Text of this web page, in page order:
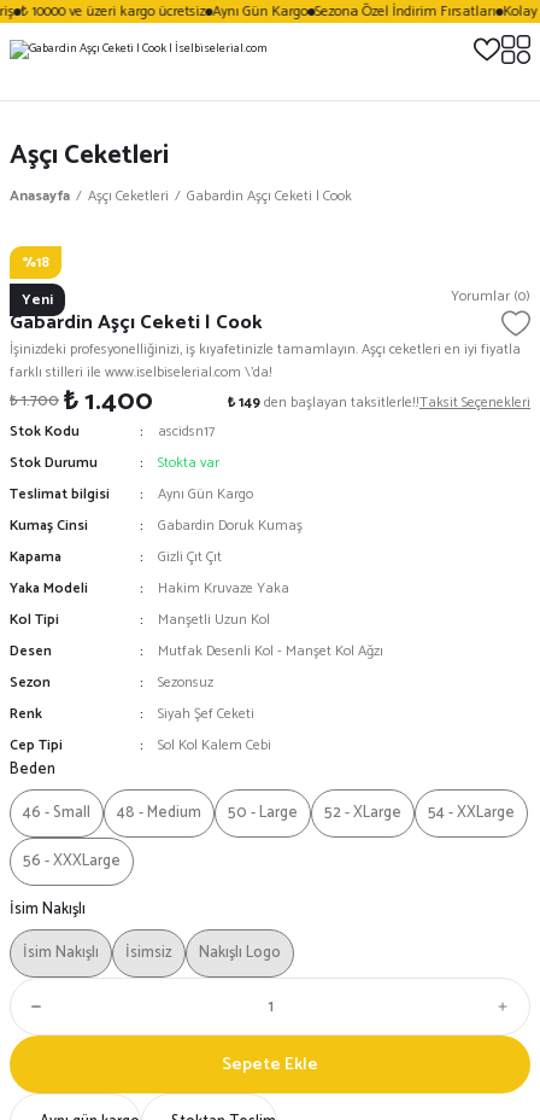
₺ 10000 ve üzeri kargo ücretsiz Aynı Gün Kargo Sezona Özel İndirim Fırsatları Kolay
Aşçı Ceketleri
Anasayfa Aşçı Ceketleri Gabardin Aşçı Ceketi | Cook
%18
Yeni
Vezera Yorumlar (0)
Gabardin Aşçı Ceketi | Cook
İşinizdeki profesyonelliğinizi, iş kıyafetinizle tamamlayın. Aşçı ceketleri en iyi fiyatla
farklı stilleri ile www.iselbiselerial.com \'da!
₺ 1.700₺ 1.400 ₺ 149den başlayan taksitlerle!!Taksit Seçenekleri
Stok Kodu
ascidsn17
Stok Durumu
Stokta var
Teslimat bilgisi
Aynı Gün Kargo
Kumaş Cinsi
Gabardin Doruk Kumaş
Kapama
Gizli Çıt Çıt
Yaka Modeli
Hakim Kruvaze Yaka
Kol Tipi
Manşetli Uzun Kol
Desen
Mutfak Desenli Kol - Manşet Kol Ağzı
Sezon
Sezonsuz
Renk
Siyah Şef Ceketi
Cep Tipi
Sol Kol Kalem Cebi
Beden
46 - Small
48 - Medium 50 - Large 52 - XLarge
54 - XXLarge
56 - XXXLarge
İsim Nakışlı
İsim Nakışlı
İsimsiz Nakışlı Logo
Sepete Ekle